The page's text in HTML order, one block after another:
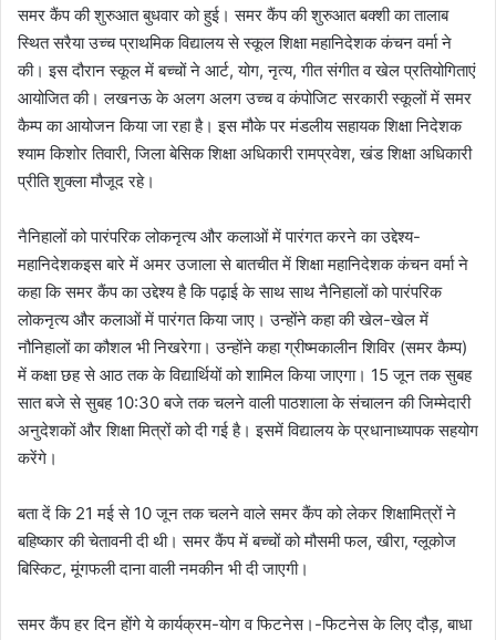
समर कैंप की शुरुआत बुधवार को हुई। समर कैंप की शुरुआत बक्शी का तालाब
स्थित सरैया उच्च प्राथमिक विद्यालय से स्कूल शिक्षा महानिदेशक कंचन वर्मा ने
की। इस दौरान स्कूल में बच्चों ने आर्ट, योग, नृत्य, गीत संगीत व खेल प्रतियोगिताएं
आयोजित की। लखनऊ के अलग अलग उच्च व कंपोजिट सरकारी स्कूलों में समर
कैम्प का आयोजन किया जा रहा है। इस मौके पर मंडलीय सहायक शिक्षा निदेशक
श्याम किशोर तिवारी, जिला बेसिक शिक्षा अधिकारी रामप्रवेश, खंड शिक्षा अधिकारी
प्रीति शुक्ला मौजूद रहे।
नैनिहालों को पारंपरिक लोकनृत्य और कलाओं में पारंगत करने का उद्देश्य-
महानिदेशकइस बारे में अमर उजाला से बातचीत में शिक्षा महानिदेशक कंचन वर्मा ने
कहा कि समर कैंप का उद्देश्य है कि पढ़ाई के साथ साथ नैनिहालों को पारंपरिक
लोकनृत्य और कलाओं में पारंगत किया जाए। उन्होंने कहा की खेल-खेल में
नौनिहालों का कौशल भी निखरेगा। उन्होंने कहा ग्रीष्मकालीन शिविर (समर कैम्प)
में कक्षा छह से आठ तक के विद्यार्थियों को शामिल किया जाएगा। 15 जून तक सुबह
सात बजे से सुबह 10:30 बजे तक चलने वाली पाठशाला के संचालन की जिम्मेदारी
अनुदेशकों और शिक्षा मित्रों को दी गई है। इसमें विद्यालय के प्रधानाध्यापक सहयोग
करेंगे।
बता दें कि 21 मई से 10 जून तक चलने वाले समर कैंप को लेकर शिक्षामित्रों ने
बहिष्कार की चेतावनी दी थी। समर कैंप में बच्चों को मौसमी फल, खीरा, ग्लूकोज
बिस्किट, मूंगफली दाना वाली नमकीन भी दी जाएगी।
समर कैंप हर दिन होंगे ये कार्यक्रम-योग व फिटनेस।-फिटनेस के लिए दौड़, बाधा